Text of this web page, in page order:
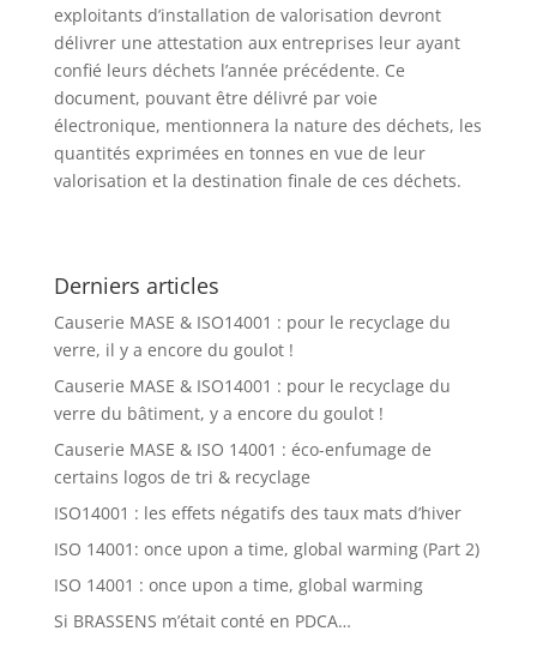
exploitants d’installation de valorisation devront
délivrer une attestation aux entreprises leur ayant
confié leurs déchets l’année précédente. Ce
document, pouvant être délivré par voie
électronique, mentionnera la nature des déchets, les
quantités exprimées en tonnes en vue de leur
valorisation et la destination finale de ces déchets.
Derniers articles
Causerie MASE & ISO14001 : pour le recyclage du
verre, il y a encore du goulot !
Causerie MASE & ISO14001 : pour le recyclage du
verre du bâtiment, y a encore du goulot !
Causerie MASE & ISO 14001 : éco-enfumage de
certains logos de tri & recyclage
ISO14001 : les effets négatifs des taux mats d’hiver
ISO 14001: once upon a time, global warming (Part 2)
ISO 14001 : once upon a time, global warming
Si BRASSENS m’était conté en PDCA…